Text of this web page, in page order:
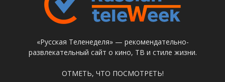
«Русская Теленеделя» — рекомендательно-
развлекательный сайт о кино, ТВ и стиле жизни.
ОТМЕТЬ, ЧТО ПОСМОТРЕТЬ!